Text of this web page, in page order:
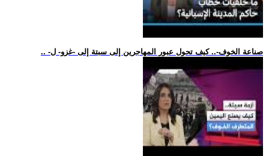
.. -صناعة الخوف-.. كيف تحول عبور المهاجرين إلى سبتة إلى -غزو- ل